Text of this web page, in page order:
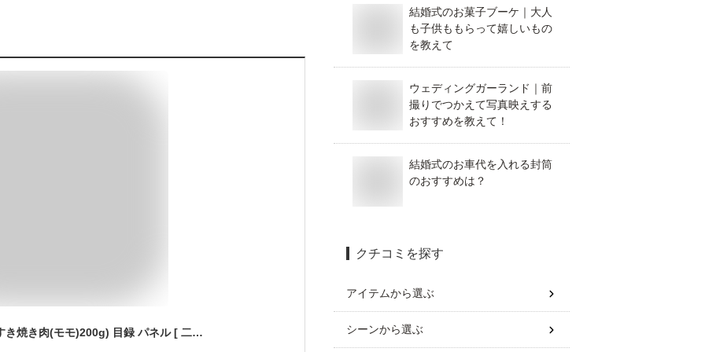
景品 セット (味彩牛 すき焼き肉(モモ)200g) 目録 パネル [ 二次会/ビンゴ/ゴルフ コンペ/結婚式 ] 景品ゲッチュ
結婚式のお菓子ブーケ｜大人
も子供ももらって嬉しいもの
を教えて
ウェディングガーランド｜前
撮りでつかえて写真映えする
おすすめを教えて！
結婚式のお車代を入れる封筒
のおすすめは？
クチコミを探す
アイテムから選ぶ
シーンから選ぶ